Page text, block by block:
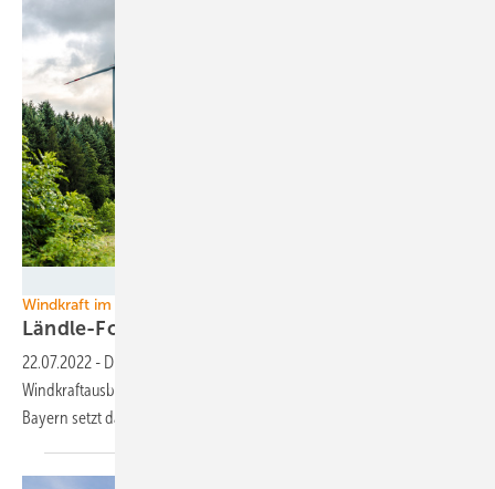
Windkraft im Wald
Ländle-Forstverwaltung macht Flächen für
22.07.2022 - Die grün-schwarze Regierungskoalition muss beim
Windkraftausbau in Baden-Württemberg seit Jahren passen. Wie
Bayern setzt das Land nun auf den